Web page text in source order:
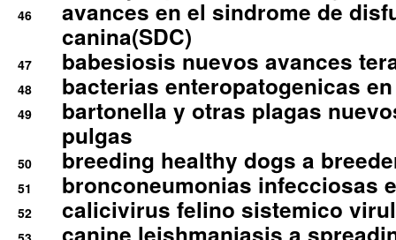
46
avances en el sindrome de
canina(SDC)
47 babesiosis nuevos avances
48 bacterias enteropatogenicas
49
bartonella y otras plagas
pulgas
50 breeding healthy dogs a
51 bronconeumonias infecciosas
52 calicivirus felino sistemico
canine leishmaniasis a